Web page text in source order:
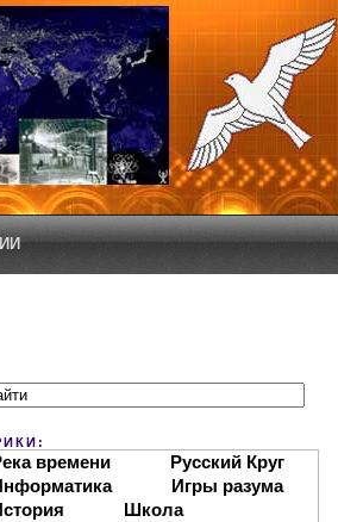
времени
Русский Круг
Игры разума
Школа